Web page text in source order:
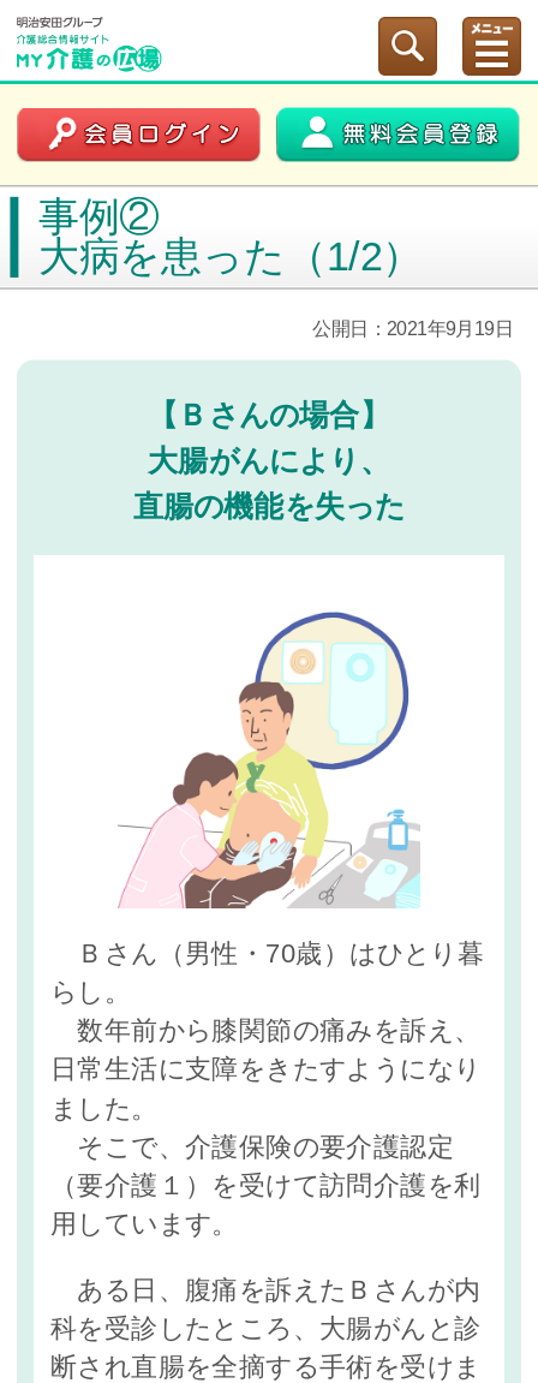
事例②
大病を患った（1/2）
公開日：2021年9月19日
【Ｂさんの場合】
大腸がんにより、
直腸の機能を失った
Ｂさん（男性・70歳）はひとり暮
らし。
数年前から膝関節の痛みを訴え、
日常生活に支障をきたすようになり
ました。
そこで、介護保険の要介護認定
（要介護１）を受けて訪問介護を利
用しています。
ある日、腹痛を訴えたＢさんが内
科を受診したところ、大腸がんと診
断され直腸を全摘する手術を受けま